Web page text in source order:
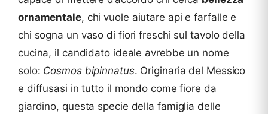
ornamentale, chi vuole aiutare api e farfalle e
chi sogna un vaso di fiori freschi sul tavolo della
cucina, il candidato ideale avrebbe un nome
solo: Cosmos bipinnatus. Originaria del Messico
e diffusasi in tutto il mondo come fiore da
giardino, questa specie della famiglia delle